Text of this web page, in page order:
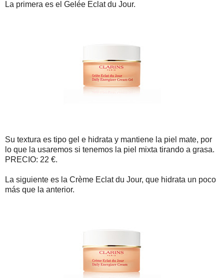
La primera es el Gelée Eclat du Jour.
Su textura es tipo gel e hidrata y mantiene la piel mate, por
lo que la usaremos si tenemos la piel mixta tirando a grasa.
PRECIO: 22 €.
La siguiente es la Crème Eclat du Jour, que hidrata un poco
más que la anterior.